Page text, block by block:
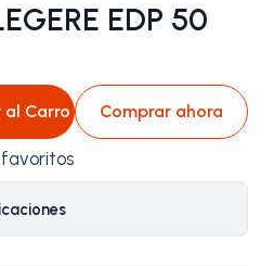
EDP 50
al Carro Comprar ahora